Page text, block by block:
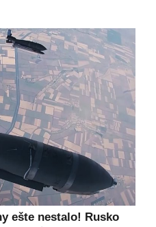
ešte nestalo! Rusko